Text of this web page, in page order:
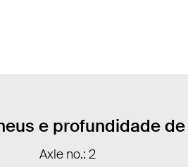
e profundidade
Axle no.: 2